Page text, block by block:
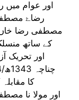
اور عوام میں
رضاۓ
مصطفی رضا
کے ساتھ
اور تحریک
کا
اور مولا نا